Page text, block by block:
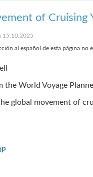
of Cruising
15.10.2025
al español de esta página no
the World Voyage
global movement of